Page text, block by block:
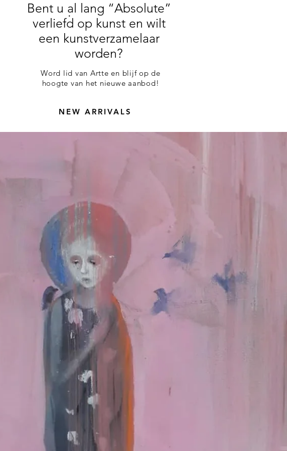
.
Bent u al lang “Absolute”
verliefd op kunst en wilt
een kunstverzamelaar
worden?
Word lid van Artte en blijf op de
hoogte van het nieuwe aanbod!
NEW ARRIVALS